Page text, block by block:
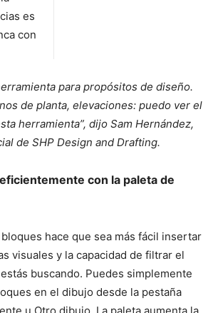
es
con
para propósitos de diseño.
de planta, elevaciones: puedo ver el
herramienta”, dijo Sam Hernández,
de SHP Design and Drafting.
con la paleta de
hace que sea más fácil insertar
visuales y la capacidad de filtrar el
buscando. Puedes simplemente
en el dibujo desde la pestaña